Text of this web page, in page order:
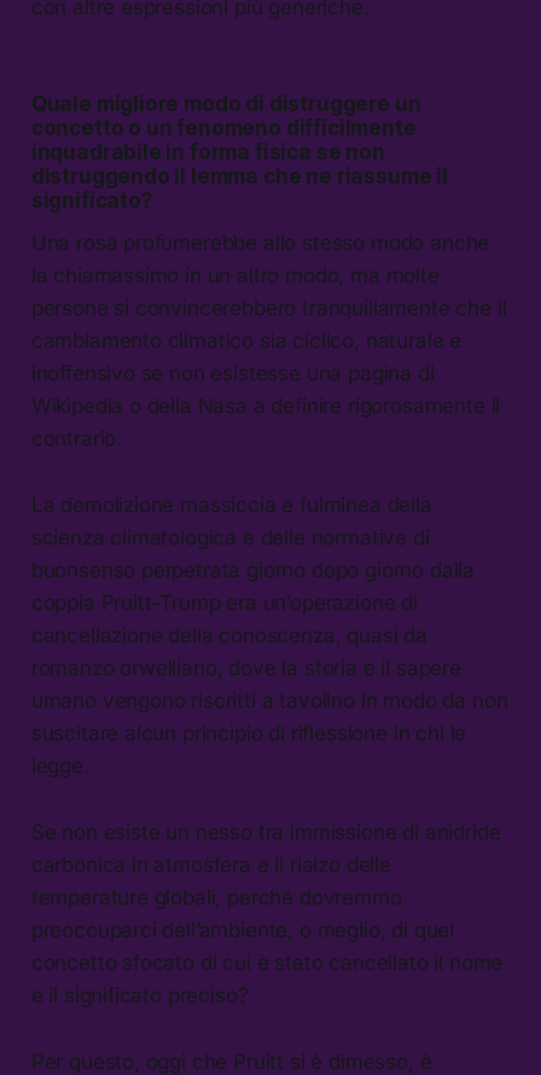
con altre espressioni più generiche.
Quale migliore modo di distruggere un
concetto o un fenomeno difficilmente
inquadrabile in forma fisica se non
distruggendo il lemma che ne riassume il
significato?
Una rosa profumerebbe allo stesso modo anche
la chiamassimo in un altro modo, ma molte
persone si convincerebbero tranquillamente che il
cambiamento climatico sia ciclico, naturale e
inoffensivo se non esistesse una pagina di
Wikipedia o della Nasa a definire rigorosamente il
contrario.
La demolizione massiccia e fulminea della
scienza climatologica e delle normative di
buonsenso perpetrata giorno dopo giorno dalla
coppia Pruitt-Trump era un’operazione di
cancellazione della conoscenza, quasi da
romanzo orwelliano, dove la storia e il sapere
umano vengono riscritti a tavolino in modo da non
suscitare alcun principio di riflessione in chi le
legge.
Se non esiste un nesso tra immissione di anidride
carbonica in atmosfera e il rialzo delle
temperature globali, perché dovremmo
preoccuparci dell’ambiente, o meglio, di quel
concetto sfocato di cui è stato cancellato il nome
e il significato preciso?
Per questo, oggi che Pruitt si è dimesso, è